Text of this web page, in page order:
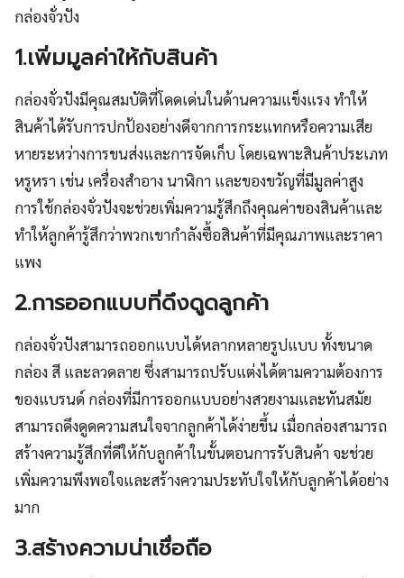
กล่องจั่วปัง
1.เพิ่มมูลค่าให้กับสินค้า
กล่องจั่วปังมีคุณสมบัติที่โดดเด่นในด้านความแข็งแรง ทำให้
สินค้าได้รับการปกป้องอย่างดีจากการกระแทกหรือความเสีย
หายระหว่างการขนส่งและการจัดเก็บ โดยเฉพาะสินค้าประเภท
หรูหรา เช่น เครื่องสำอาง นาฬิกา และของขวัญที่มีมูลค่าสูง
การใช้กล่องจั่วปังจะช่วยเพิ่มความรู้สึกถึงคุณค่าของสินค้าและ
ทำให้ลูกค้ารู้สึกว่าพวกเขากำลังซื้อสินค้าที่มีคุณภาพและราคา
แพง
2.การออกแบบที่ดึงดูดลูกค้า
กล่องจั่วปังสามารถออกแบบได้หลากหลายรูปแบบ ทั้งขนาด
กล่อง สี และลวดลาย ซึ่งสามารถปรับแต่งได้ตามความต้องการ
ของแบรนด์ กล่องที่มีการออกแบบอย่างสวยงามและทันสมัย
สามารถดึงดูดความสนใจจากลูกค้าได้ง่ายขึ้น เมื่อกล่องสามารถ
สร้างความรู้สึกที่ดีให้กับลูกค้าในขั้นตอนการรับสินค้า จะช่วย
เพิ่มความพึงพอใจและสร้างความประทับใจให้กับลูกค้าได้อย่าง
มาก
3.สร้างความน่าเชื่อถือ